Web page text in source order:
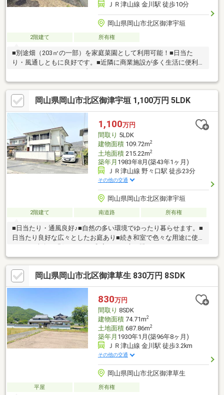
ＪＲ津山線 金川駅 徒歩10分
岡山県岡山市北区御津宇垣
2階建て 所有権
■別途畑（203㎡の一部）を家庭菜園として利用可能！■日当た
り・風通しともに良好です。■近隣に商業施設が多く生活に便利
岡山県岡山市北区御津宇垣 1,100万円 5LDK
1,100万円
間取り 5LDK
建物面積109.72m2
土地面積215.22m2
築年月 1983年8月(築43年1ヶ月)
ＪＲ津山線 野々口駅 徒歩23分
その他の交通
岡山県岡山市北区御津宇垣
2階建て 南道路 所有権
■日当たり・通風良好♪■自然の多い環境でゆったり暮らせます。■
日当たり良好な広々としたお庭あり■続き和室で色々な用途に使
す■玄関吹抜けで明るく開放感があります■各居室収納スペースあ
り。荷物の多いご家庭でも安心* *☆* *☆*弊社は岡山を中心
に、不動産総合事業として、売買・賃貸・管理と幅広くお客様に
サービスをお届けしております！購入・買い替え・購入+リノベ
ーションについて、どんな些細なことでもお気軽にお問い合わせ
ください。お問い合わせは【086-250-9005】または資料請求・来
場予約ボタンから。
岡山県岡山市北区御津草生 830万円 8SDK
830万円
間取り 8SDK
建物面積74.71m2
土地面積687.86m2
築年月 1930年1月(築96年8ヶ月)
ＪＲ津山線 金川駅 徒歩3.2km
その他の交通
岡山県岡山市北区御津草生
平屋 所有権